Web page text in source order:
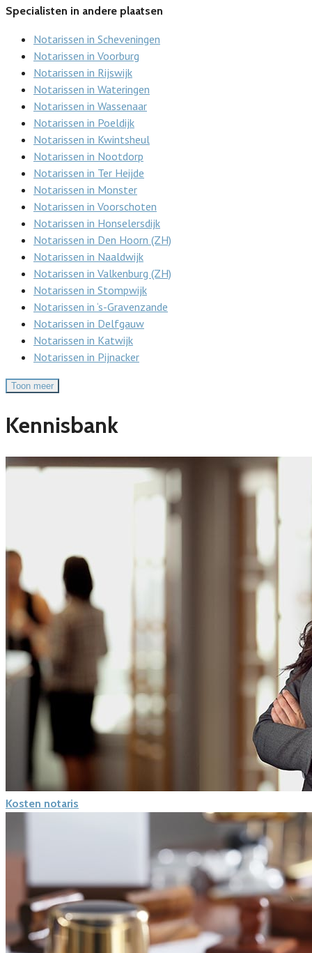
Specialisten in andere plaatsen
Notarissen in Scheveningen
Notarissen in Voorburg
Notarissen in Rijswijk
Notarissen in Wateringen
Notarissen in Wassenaar
Notarissen in Poeldijk
Notarissen in Kwintsheul
Notarissen in Nootdorp
Notarissen in Ter Heijde
Notarissen in Monster
Notarissen in Voorschoten
Notarissen in Honselersdijk
Notarissen in Den Hoorn (ZH)
Notarissen in Naaldwijk
Notarissen in Valkenburg (ZH)
Notarissen in Stompwijk
Notarissen in ‘s-Gravenzande
Notarissen in Delfgauw
Notarissen in Katwijk
Notarissen in Pijnacker
Toon meer
Kennisbank
Kosten notaris